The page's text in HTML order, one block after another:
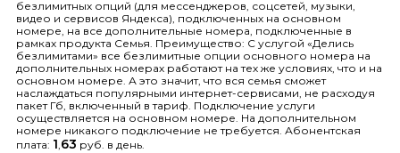
безлимитных опций (для мессенджеров, соцсетей, музыки,
видео и сервисов Яндекса), подключенных на основном
номере, на все дополнительные номера, подключенные в
рамках продукта Семья. Преимущество: С услугой «Делись
безлимитами» все безлимитные опции основного номера на
дополнительных номерах работают на тех же условиях, что и на
основном номере. А это значит, что вся семья сможет
наслаждаться популярными интернет-сервисами, не расходуя
пакет Гб, включенный в тариф. Подключение услуги
осуществляется на основном номере. На дополнительном
номере никакого подключение не требуется. Абонентская
плата: 1 63 руб. в день.